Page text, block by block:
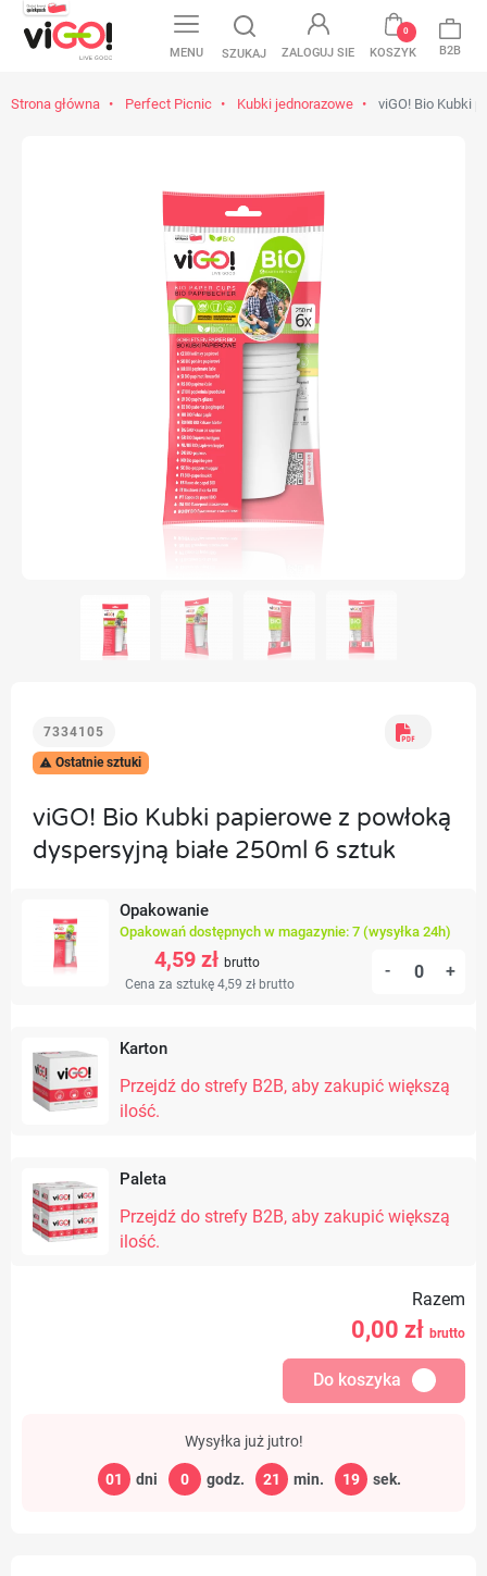
MENU SZUKAJ ZALOGUJ SIE KOSZYK
0
B2B
Strona główna Perfect Picnic Kubki jednorazowe viGO! Bio Kubki
7334105
 Ostatnie sztuki
viGO! Bio Kubki papierowe z powłoką
dyspersyjną białe 250ml 6 sztuk
Opakowanie
Opakowań dostępnych w magazynie: 7 (wysyłka 24h)
4,59 zł brutto
Cena za sztukę 4,59 zł brutto
- +
Karton
Przejdź do strefy B2B, aby zakupić większą
ilość.
Paleta
Przejdź do strefy B2B, aby zakupić większą
ilość.
Razem
0,00 zł brutto
Do koszyka
Wysyłka już jutro!
01 dni 0 godz. 21 min. 18 sek.